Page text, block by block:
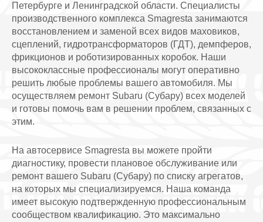
Петербурге и Ленинградской области. Специалисты
производственного комплекса Smagresta занимаются
восстановлением и заменой всех видов маховиков,
сцеплений, гидротрансформаторов (ГДТ), демпферов,
фрикционов и роботизированных коробок. Наши
высококлассные профессионалы могут оперативно
решить любые проблемы вашего автомобиля. Мы
осуществляем ремонт Subaru (Субару) всех моделей
и готовы помочь вам в решении проблем, связанных с
этим.
На автосервисе Smagresta вы можете пройти
диагностику, провести плановое обслуживание или
ремонт вашего Subaru (Субару) по списку агрегатов,
на которых мы специализируемся. Наша команда
имеет высокую подтвержденную профессиональным
сообществом квалификацию. Это максимально